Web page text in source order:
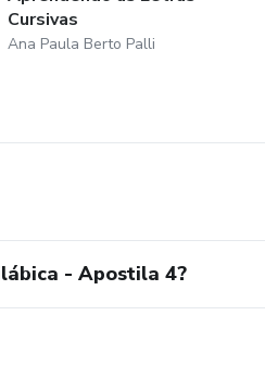
Cursivas
Ana Paula Berto Palli
- Apostila 4?